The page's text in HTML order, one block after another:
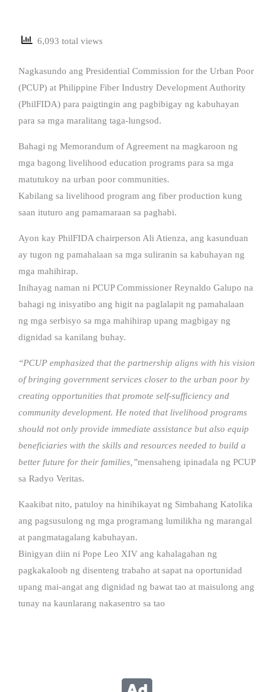
6,093 total views
Nagkasundo ang Presidential Commission for the Urban Poor
(PCUP) at Philippine Fiber Industry Development Authority
(PhilFIDA) para paigtingin ang pagbibigay ng kabuhayan
para sa mga maralitang taga-lungsod.
Bahagi ng Memorandum of Agreement na magkaroon ng
mga bagong livelihood education programs para sa mga
matutukoy na urban poor communities.
Kabilang sa livelihood program ang fiber production kung
saan ituturo ang pamamaraan sa paghabi.
Ayon kay PhilFIDA chairperson Ali Atienza, ang kasunduan
ay tugon ng pamahalaan sa mga suliranin sa kabuhayan ng
mga mahihirap.
Inihayag naman ni PCUP Commissioner Reynaldo Galupo na
bahagi ng inisyatibo ang higit na paglalapit ng pamahalaan
ng mga serbisyo sa mga mahihirap upang magbigay ng
dignidad sa kanilang buhay.
“PCUP emphasized that the partnership aligns with his vision
of bringing government services closer to the urban poor by
creating opportunities that promote self-sufficiency and
community development. He noted that livelihood programs
should not only provide immediate assistance but also equip
beneficiaries with the skills and resources needed to build a
better future for their families,”mensaheng ipinadala ng PCUP
sa Radyo Veritas.
Kaakibat nito, patuloy na hinihikayat ng Simbahang Katolika
ang pagsusulong ng mga programang lumilikha ng marangal
at pangmatagalang kabuhayan.
Binigyan diin ni Pope Leo XIV ang kahalagahan ng
pagkakaloob ng disenteng trabaho at sapat na oportunidad
upang mai-angat ang dignidad ng bawat tao at maisulong ang
tunay na kaunlarang nakasentro sa tao